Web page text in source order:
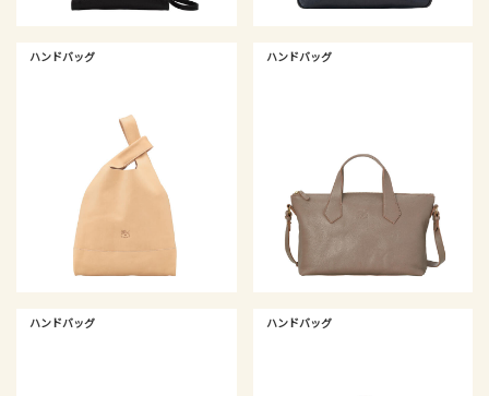
ハンドバッグ ハンドバッグ
ハンドバッグ ハンドバッグ